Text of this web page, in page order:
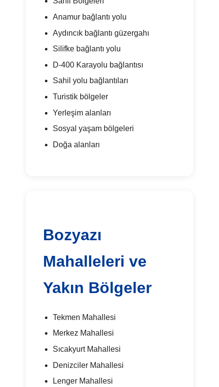
Anamur bağlantı yolu
Aydıncık bağlantı güzergahı
Silifke bağlantı yolu
D-400 Karayolu bağlantısı
Sahil yolu bağlantıları
Turistik bölgeler
Yerleşim alanları
Sosyal yaşam bölgeleri
Doğa alanları
Bozyazı
Mahalleleri ve
Yakın Bölgeler
Tekmen Mahallesi
Merkez Mahallesi
Sıcakyurt Mahallesi
Denizciler Mahallesi
Lenger Mahallesi